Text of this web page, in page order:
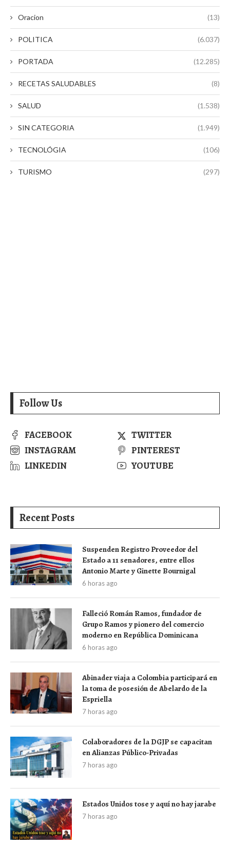
Oracion (13)
POLITICA (6.037)
PORTADA (12.285)
RECETAS SALUDABLES (8)
SALUD (1.538)
SIN CATEGORIA (1.949)
TECNOLÓGIA (106)
TURISMO (297)
Follow Us
FACEBOOK
TWITTER
INSTAGRAM
PINTEREST
LINKEDIN
YOUTUBE
Recent Posts
Suspenden Registro Proveedor del
Estado a 11 senadores, entre ellos
Antonio Marte y Ginette Bournigal
6 horas ago
Falleció Román Ramos, fundador de
Grupo Ramos y pionero del comercio
moderno en República Dominicana
6 horas ago
Abinader viaja a Colombia participará en
la toma de posesión de Abelardo de la
Espriella
7 horas ago
Colaboradores de la DGJP se capacitan
en Alianzas Público-Privadas
7 horas ago
Estados Unidos tose y aquí no hay jarabe
7 horas ago